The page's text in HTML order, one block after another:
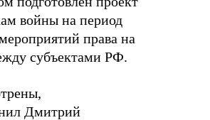
войны на период
права на
субъектами РФ.
Дмитрий